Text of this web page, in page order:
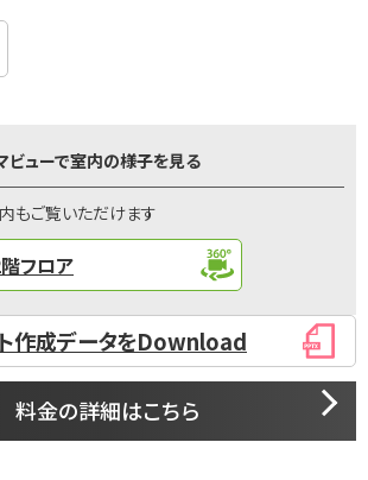
ビューで室内の様子を見る
もご覧いただけます
フロア
作成データをDownload
料金の詳細はこちら